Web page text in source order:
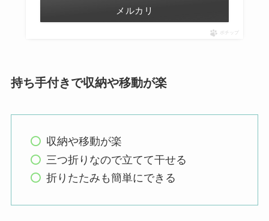
メルカリ
ポチップ
持ち手付きで収納や移動が楽
収納や移動が楽
三つ折りなので立てて干せる
折りたたみも簡単にできる